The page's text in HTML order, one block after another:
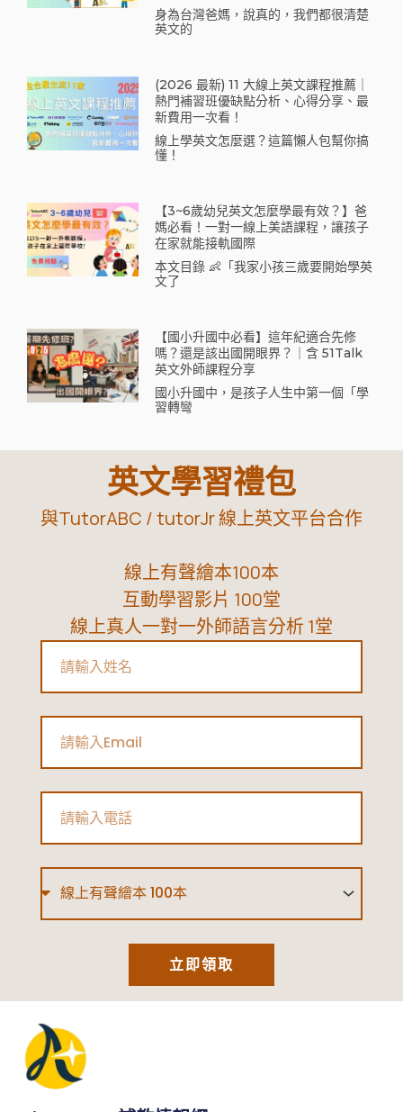
身為台灣爸媽，說真的，我們都很清楚
英文的
(2026 最新) 11 大線上英文課程推薦｜
熱門補習班優缺點分析、心得分享、最
新費用一次看！
線上學英文怎麼選？這篇懶人包幫你搞
懂！
【3~6歲幼兒英文怎麼學最有效？】爸
媽必看！一對一線上美語課程，讓孩子
在家就能接軌國際
本文目錄 👶「我家小孩三歲要開始學英
文了
【國小升國中必看】這年紀適合先修
嗎？還是該出國開眼界？｜含 51Talk
英文外師課程分享
國小升國中，是孩子人生中第一個「學
習轉彎
英文學習禮包
與TutorABC / tutorJr 線上英文平台合作
線上有聲繪本100本
互動學習影片 100堂
線上真人一對一外師語言分析 1堂
立即領取